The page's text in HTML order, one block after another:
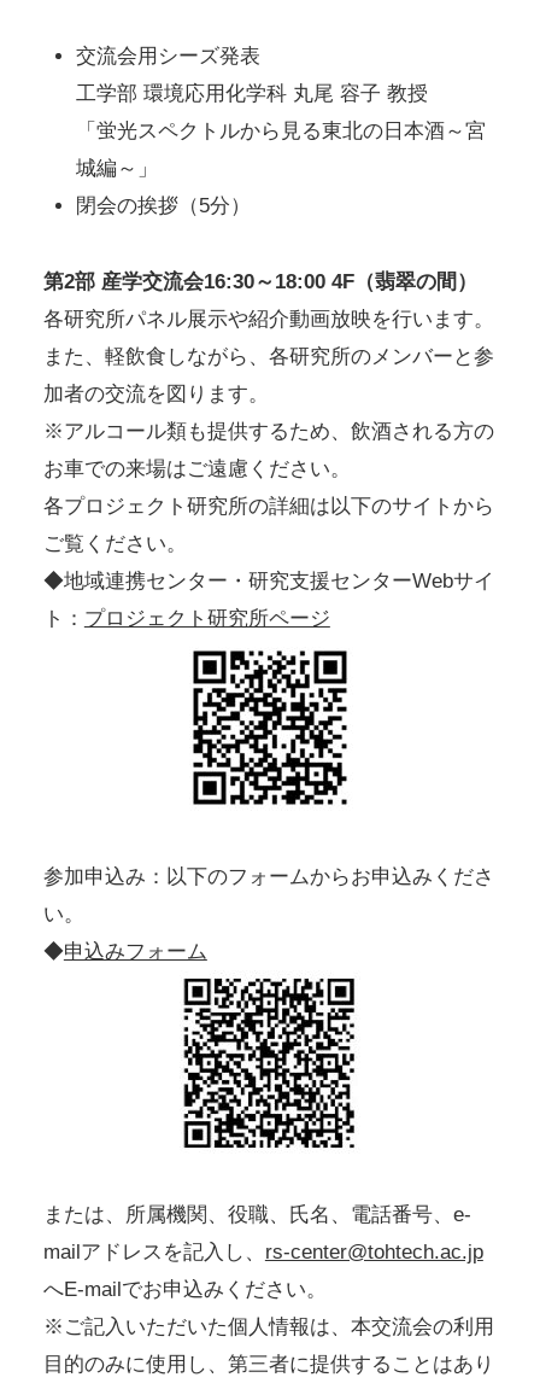
交流会用シーズ発表
工学部 環境応用化学科 丸尾 容子 教授
「蛍光スペクトルから見る東北の日本酒～宮
城編～」
閉会の挨拶（5分）
第2部 産学交流会16:30～18:00 4F（翡翠の間）
各研究所パネル展示や紹介動画放映を行います。
また、軽飲食しながら、各研究所のメンバーと参
加者の交流を図ります。
※アルコール類も提供するため、飲酒される方の
お車での来場はご遠慮ください。
各プロジェクト研究所の詳細は以下のサイトから
ご覧ください。
◆地域連携センター・研究支援センターWebサイ
ト： プロジェクト研究所ページ
参加申込み：以下のフォームからお申込みくださ
い。
◆申込みフォーム
または、所属機関、役職、氏名、電話番号、e-
mailアドレスを記入し、 rs-center@tohtech.ac.jp
へE-mailでお申込みください。
※ご記入いただいた個人情報は、本交流会の利用
目的のみに使用し、第三者に提供することはあり